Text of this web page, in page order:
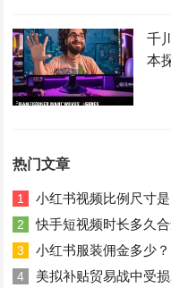
千
本
热门文章
1 小红书视频比例尺寸是
2 快手短视频时长多久合
3 小红书服装佣金多少？
4 美拟补贴贸易战中受